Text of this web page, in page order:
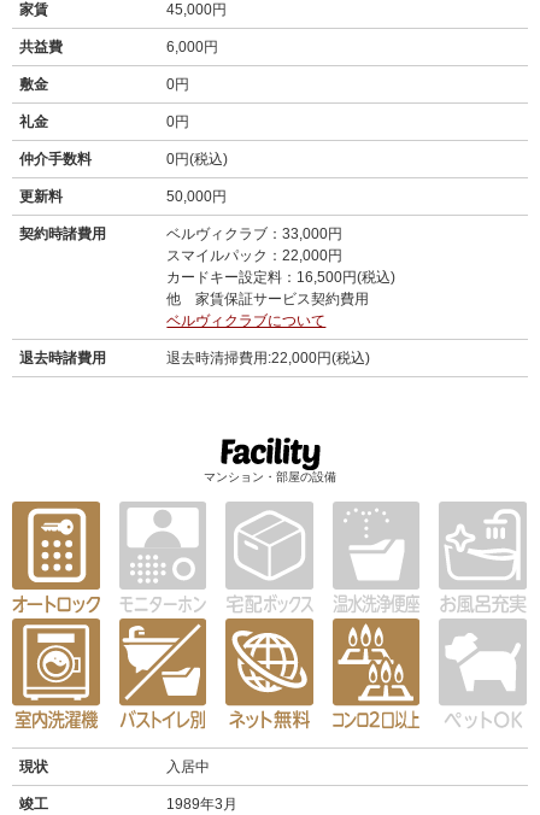
家賃 45,000円
共益費 6,000円
敷金 0円
礼金 0円
仲介手数料 0円(税込)
更新料 50,000円
契約時諸費用
ベルヴィクラブ：33,000円
スマイルパック：22,000円
カードキー設定料：16,500円(税込)
他 家賃保証サービス契約費用
ベルヴィクラブについて
退去時諸費用 退去時清掃費用:22,000円(税込)
マンション・部屋の設備
現状 入居中
竣工 1989年3月